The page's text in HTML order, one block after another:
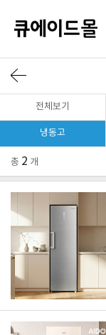
전체보기
냉동고
총 2 개